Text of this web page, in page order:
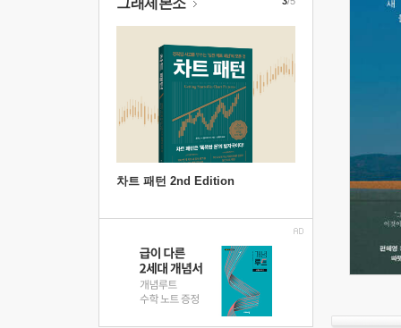
그래제본소
차트 패턴 2nd Edition